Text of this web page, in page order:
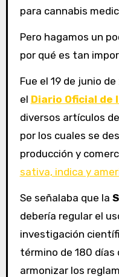
para cannabis
Pero hagamos un
por qué es tan
Fue el 19 de junio
el Diario Oficial de
diversos artículos
por los cuales se
producción y
sativa, indica y
Se señalaba que la
debería regular el
investigación
término de 180 días
armonizar los